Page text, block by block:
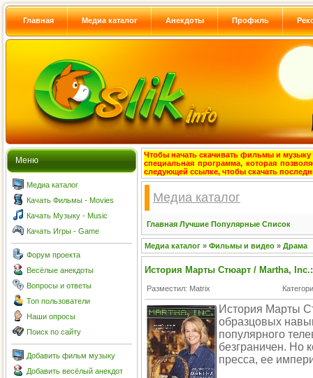
Главная Медиа каталог Анекдоты Профиль
Меню
Медиа каталог
Качать Фильмы - Movies
Качать Музыку - Music
Качать Игры - Game
Форум проекта
Весёлые анекдоты
Вопросы и ответы
Топ пользователи
Наши опросы
Поиск по сайту
Добавить фильм музыку
Добавить весёлый анекдот
Чтобы начать скачивать фильмы и музыку
специальная программа, которая
следующей ссылке, чтобы скачать
Медиа каталог
Главная Лучшие Популярные Список
Медиа каталог » Фильмы и видео » Драма
История Марты Стюарт / Martha,
Разместил: Matrix
История Марты
образцовых
популярного
безграничен. Но
пресса, ее